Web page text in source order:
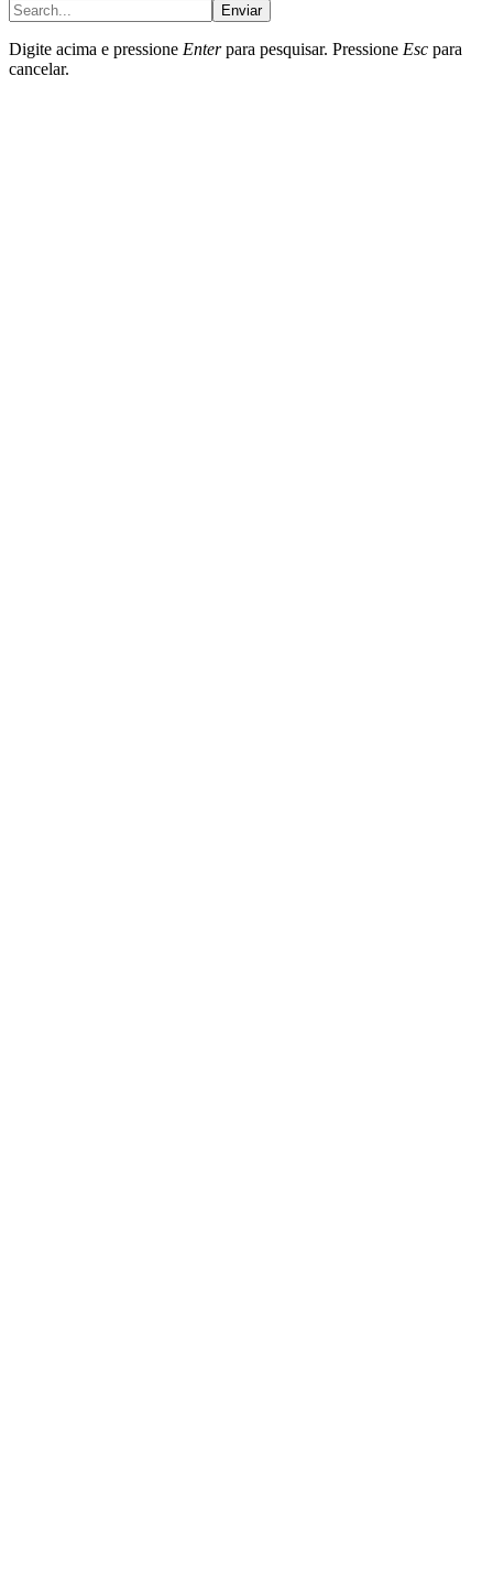
Enviar
Digite acima e pressione Enterpara pesquisar. Pressione Esc para
cancelar.